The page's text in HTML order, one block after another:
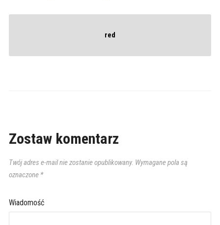
red
Zostaw komentarz
Twój adres e-mail nie zostanie opublikowany. Wymagane pola są
oznaczone *
Wiadomość